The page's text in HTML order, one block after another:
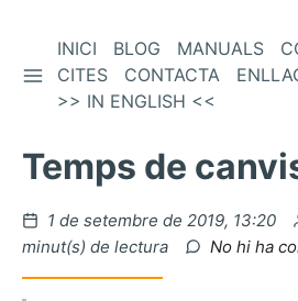
contingut
BARRA LATERAL
INICI BLOG MANUALS
CITES
CONTACTA
>> IN ENGLISH <<
Temps de
Publicat
el
1 de setembre de 2019, 13:20
minut(s) de lectura
No hi ha